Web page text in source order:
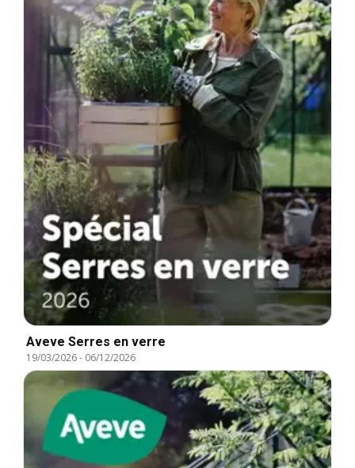
Aveve Serres en verre
19/03/2026- 06/12/2026